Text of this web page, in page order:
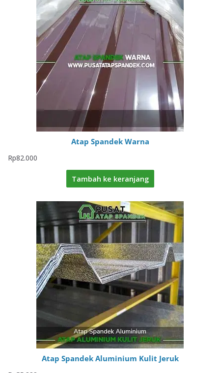
Atap Spandek Warna
Rp82.000
Tambah ke keranjang
Atap Spandek Aluminium Kulit Jeruk